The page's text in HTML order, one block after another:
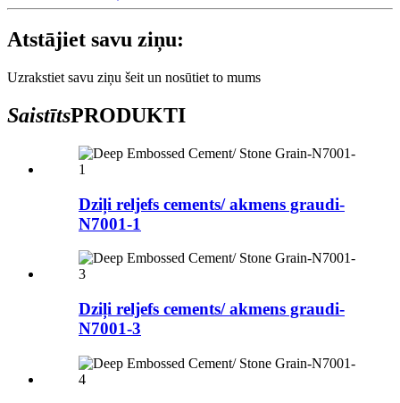
Atstājiet savu ziņu:
Uzrakstiet savu ziņu šeit un nosūtiet to mums
SaistītsPRODUKTI
Dziļi reljefs cements/ akmens graudi-
N7001-1
Dziļi reljefs cements/ akmens graudi-
N7001-3